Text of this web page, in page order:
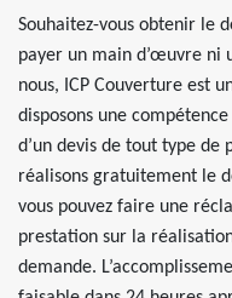
Souhaitez-vous obtenir le
payer un main d’œuvre ni
nous, ICP Couverture est
disposons une
d’un devis de tout type
réalisons gratuitement le
vous pouvez faire une
prestation sur la
demande.